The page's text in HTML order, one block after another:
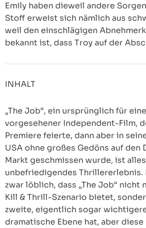
Emily haben dieweil andere
Stoff erweist sich nämlich aus
weil den einschlägigen
bekannt ist, dass Troy auf der
INHALT
„The Job“, ein ursprünglich für
vorgesehener Independent-Film,
Premiere feierte, dann aber in
USA ohne großes Gedöns auf
Markt geschmissen wurde, ist
unbefriedigendes Thrillererlebnis.
zwar löblich, dass „The Job“ nicht
Kill & Thrill-Szenario bietet,
zweite, eigentlich sogar
dramatische Ebene hat, aber